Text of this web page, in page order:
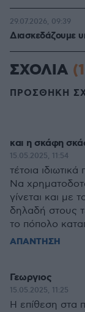
Διασκεδάζουμε
29.07.2026, 09:39
ΣΧΟΛΙΑ
ΠΡΟΣΘΗΚΗ
και η σκάφη
15.05.2025, 11:54
τέτοια
Να
γίνεται και
δηλαδή στους
το πόπολο
ΑΠΑΝΤΗΣΗ
Γεωργιος
15.05.2025, 11:25
Η επίθεση στα